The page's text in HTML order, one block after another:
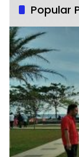
Popular